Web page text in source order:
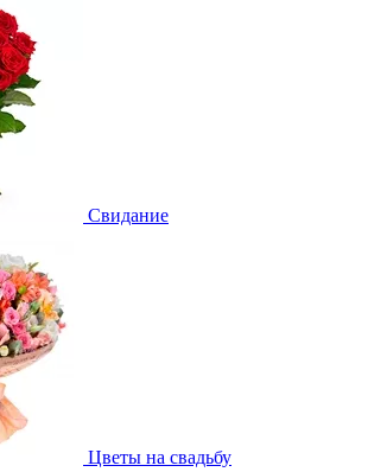
Свидание
Цветы на свадьбу